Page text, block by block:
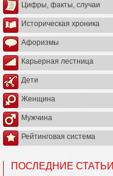
Цифры, факты, случаи
Историческая хроника
Афоризмы
Карьерная лестница
Дети
Женщина
Мужчина
Рейтинговая система
ПОСЛЕДНИЕ СТАТЬИ